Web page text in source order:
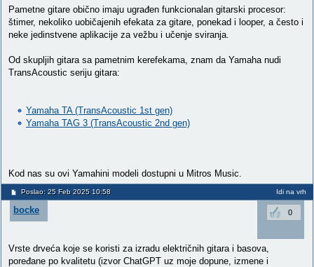
Pametne gitare obično imaju ugrađen funkcionalan gitarski procesor:
štimer, nekoliko uobičajenih efekata za gitare, ponekad i looper, a često i
neke jedinstvene aplikacije za vežbu i učenje sviranja.
Od skupljih gitara sa pametnim kerefekama, znam da Yamaha nudi
TransAcoustic seriju gitara:
Yamaha TA (TransAcoustic 1st gen)
Yamaha TAG 3 (TransAcoustic 2nd gen)
Kod nas su ovi Yamahini modeli dostupni u Mitros Music.
Poslao: 25 Feb 2025 10:58 Idi na vrh
bocke 0
Vrste drveća koje se koristi za izradu električnih gitara i basova,
poređane po kvalitetu (izvor ChatGPT uz moje dopune, izmene i